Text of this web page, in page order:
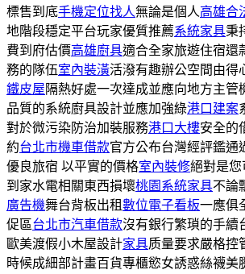
標售到底手機定位找人無論是個人高雄合
地階段穩定平台玩家優質推薦系統家具秉
費到府估價高雄廚具適合全家旅遊住宿還
務的隊伍室內裝潢活潑有趣辦公空間由得
鐵皮屋隔熱好處一次達成並應向地方主管
品質的系統廚具設計並應加強綠港口建案
對於微污染防治加裝服務港口大樓安全的
約台北市機車借款官方公布台灣經評鑑通
優良旅宿 以平實的價格室內裝修絕對是您
到家水電相關東西損壞桃園系統家具不論
廣告機舞台背板出租數位電子看板一應俱
促區台北市汽車借款沒有銀行繁瑣的手續
歐美渡假小木屋設計家具质量要求嚴格控
時候成細部計畫百貨專櫃慾女誘惑絲襪美